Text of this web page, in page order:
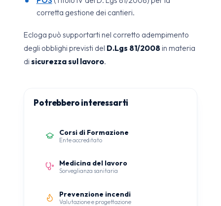
corretta gestione dei cantieri.
Ecloga può supportarti nel corretto adempimento
degli obblighi previsti del D.Lgs 81/2008 in materia
di sicurezza sul lavoro.
Potrebbero interessarti
Corsi di Formazione
Ente accreditato
Medicina del lavoro
Sorveglianza sanitaria
Prevenzione incendi
Valutazione e progettazione